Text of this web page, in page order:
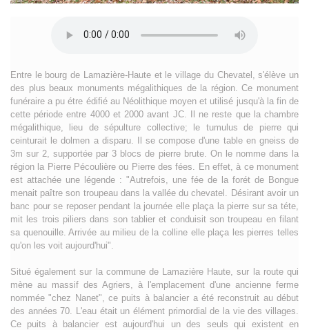
Entre le bourg de Lamazière-Haute et le village du Chevatel, s'élève un
des plus beaux monuments mégalithiques de la région. Ce monument
funéraire a pu étre édifié au Néolithique moyen et utilisé jusqu'à la fin de
cette période entre 4000 et 2000 avant JC. Il ne reste que la chambre
mégalithique, lieu de sépulture collective; le tumulus de pierre qui
ceinturait le dolmen a disparu. Il se compose d'une table en gneiss de
3m sur 2, supportée par 3 blocs de pierre brute. On le nomme dans la
région la Pierre Pécoulière ou Pierre des fées. En effet, à ce monument
est attachée une légende : "Autrefois, une fée de la forét de Bongue
menait paître son troupeau dans la vallée du chevatel. Désirant avoir un
banc pour se reposer pendant la journée elle plaça la pierre sur sa téte,
mit les trois piliers dans son tablier et conduisit son troupeau en filant
sa quenouille. Arrivée au milieu de la colline elle plaça les pierres telles
qu'on les voit aujourd'hui".
Situé également sur la commune de Lamazière Haute, sur la route qui
mène au massif des Agriers, à l'emplacement d'une ancienne ferme
nommée "chez Nanet", ce puits à balancier a été reconstruit au début
des années 70. L'eau était un élément primordial de la vie des villages.
Ce puits à balancier est aujourd'hui un des seuls qui existent en